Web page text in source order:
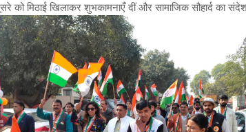
मिठाई खिलाकर शुभकामनाएँ दीं और सामाजिक सौहार्द का संदेश